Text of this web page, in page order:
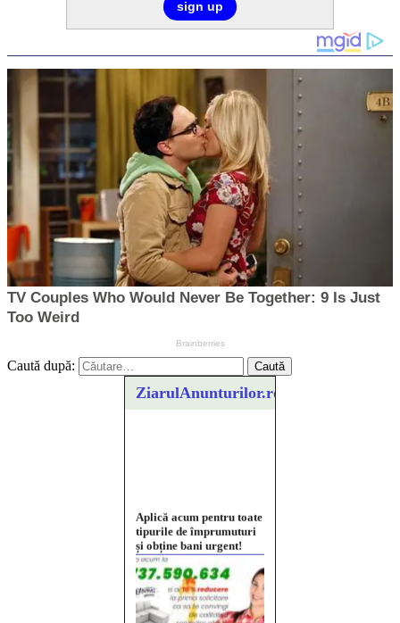
Caută după:
ZiarulAnunturilor.ro
Curatare canapele
Bucuresti. Curatare
profesionala